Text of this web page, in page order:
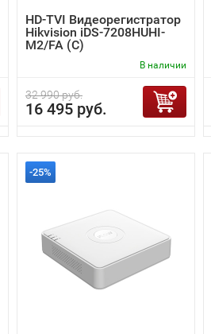
HD-TVI Видеорегистратор
Hikvision iDS-7208HUHI-
M2/FA (C)
В наличии
32 990 руб.
16 495 руб.
-25%